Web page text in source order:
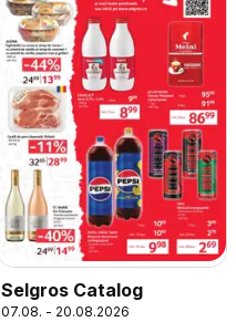
Selgros Catalog
07.08. - 20.08.2026